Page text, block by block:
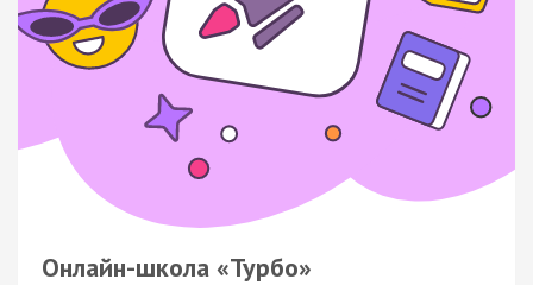
Онлайн-школа «Турбо»